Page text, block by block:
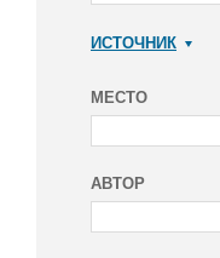
ИСТОЧНИК
МЕСТО
АВТОР